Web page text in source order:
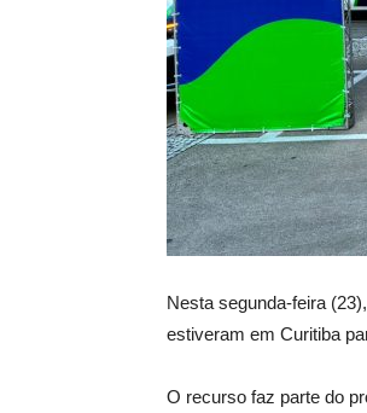
Nesta segunda-feira
estiveram em Curitiba
O recurso faz parte do